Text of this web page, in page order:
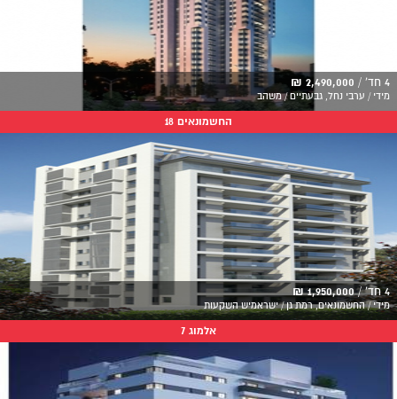
4 חד' / 2,490,000 ₪
מידי / ערבי נחל, גבעתיים / משהב
החשמונאים 18
4 חד' / 1,950,000 ₪
מידי / החשמונאים, רמת גן / ישראמיש השקעות
אלמוג 7